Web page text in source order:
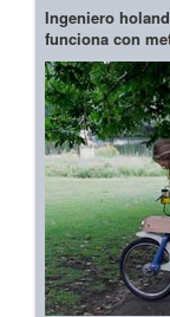
Ingeniero
funciona con